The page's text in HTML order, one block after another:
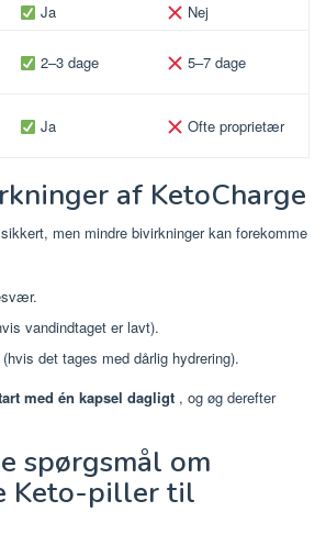
Ja
Nej
2–3 dage 5–7 dage
Ja Ofte proprietær
af KetoCharge
men mindre bivirkninger kan forekomme
vandindtaget er lavt).
det tages med dårlig hydrering).
med én kapsel dagligt , og øg derefter
spørgsmål om
Keto-piller til